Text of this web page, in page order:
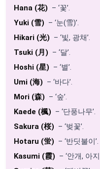
Hana (花) – ‘꽃’.
Yuki (雪) – ‘눈(雪)’.
Hikari (光) – ‘빛, 광채’.
Tsuki (月) – ‘달’.
Hoshi (星) – ‘별’.
Umi (海) – ‘바다’.
Mori (森) – ‘숲’.
Kaede (楓) – ‘단풍나무’.
Sakura (桜) – ‘벚꽃’.
Hotaru (蛍) – ‘반딧불이’.
Kasumi (霞) – ‘안개, 아지